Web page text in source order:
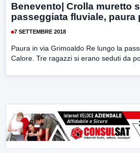
Benevento| Crolla muretto
passeggiata fluviale, paura
7 SETTEMBRE 2018
Paura in via Grimoaldo Re lungo la
Calore. Tre ragazzi si erano seduti da